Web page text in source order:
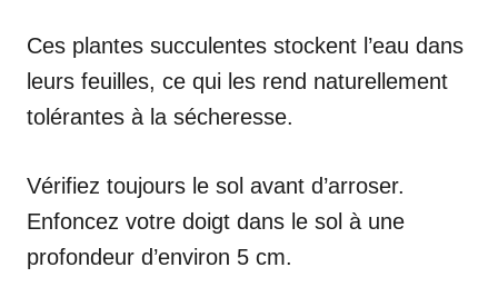
Ces plantes succulentes stockent l’eau dans
leurs feuilles, ce qui les rend naturellement
tolérantes à la sécheresse.
Vérifiez toujours le sol avant d’arroser.
Enfoncez votre doigt dans le sol à une
profondeur d’environ 5 cm.